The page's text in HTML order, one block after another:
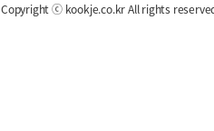
Copyright ⓒ kookje.co.kr All rights